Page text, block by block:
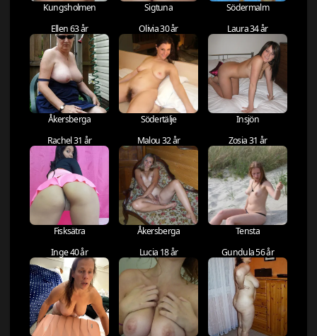
Kungsholmen Sigtuna
Södermalm
Ellen 63 år
Åkersberga
Olivia 30 år
Södertälje
Laura 34 år
Insjön
Rachel 31 år
Fisksätra
Malou 32 år
Åkersberga
Zosia 31 år
Tensta
Inge 40 år
Lucia 18 år Gundula 56 år